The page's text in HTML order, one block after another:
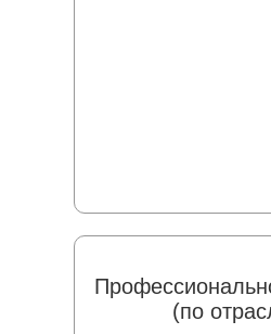
(по